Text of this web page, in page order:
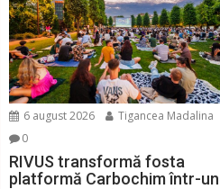
6 august 2026
Tigancea Madalina
0
RIVUS transformă fosta
platformă Carbochim într-un